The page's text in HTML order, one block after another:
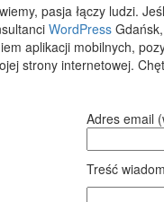
pasja łączy ludzi.
WordPress
aplikacji mobilnych,
strony internetowej.
Adres email
Treść